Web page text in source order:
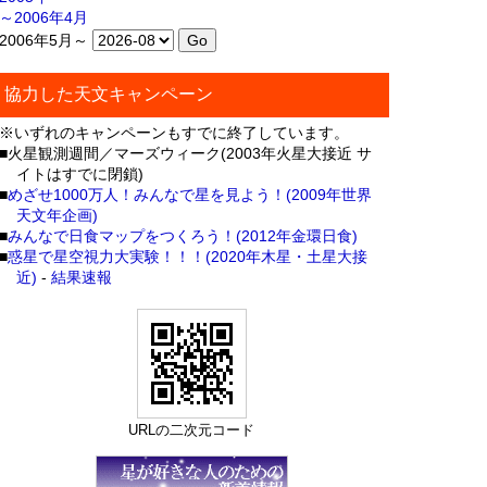
～2006年4月
2006年5月～
協力した天文キャンペーン
※いずれのキャンペーンもすでに終了しています。
■火星観測週間／マーズウィーク(2003年火星大接近 サ
イトはすでに閉鎖)
■めざせ1000万人！みんなで星を見よう！(2009年世界
天文年企画)
■みんなで日食マップをつくろう！(2012年金環日食)
■惑星で星空視力大実験！！！(2020年木星・土星大接
近) -結果速報
URLの二次元コード